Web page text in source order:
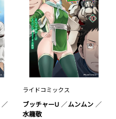
ライドコミックス
ブッチャーU
ムンムン
水龍敬